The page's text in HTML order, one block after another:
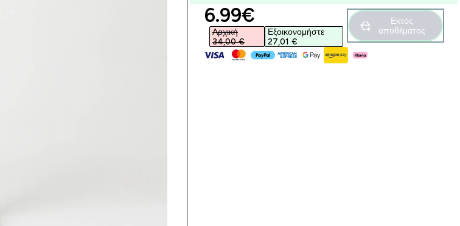
discounted price
6.99€‎
Αρχική
34,00 €‎
Εξοικονομήστε
27,01 €‎
Εκτός
αποθέματος